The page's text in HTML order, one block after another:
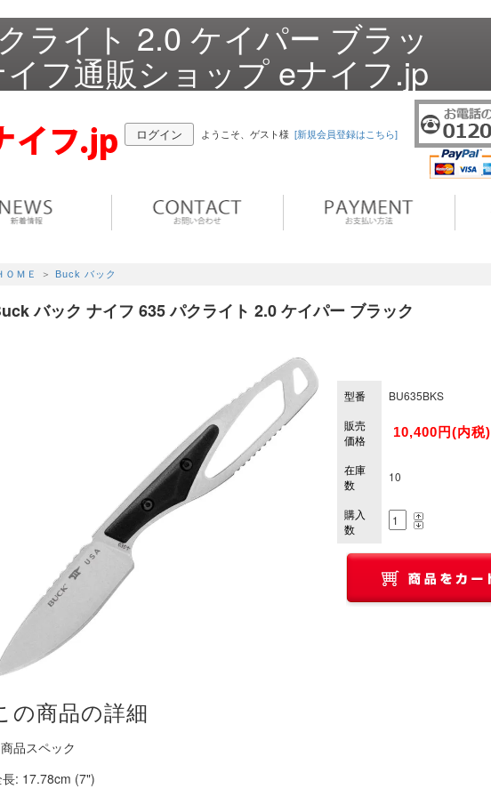
ライト 2.0 ケイパー ブラッ
フ通販ショップ eナイフ.jp
ログイン ようこそ、ゲスト様 [新規会員登録はこちら]
ＯＭＥ ＞ Buck バック
バック ナイフ 635 パクライト 2.0 ケイパー ブラック
型番
BU635BKS
販売
価格
10,400円(内税)
在庫
数
10
購入
数
の商品の詳細
品スペック
: 17.78cm (7")